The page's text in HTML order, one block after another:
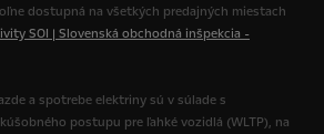
dostupná na všetkých predajných miestach
SOI | Slovenská obchodná inšpekcia -
a spotrebe elektriny sú v súlade s
postupu pre ľahké vozidlá (WLTP), na